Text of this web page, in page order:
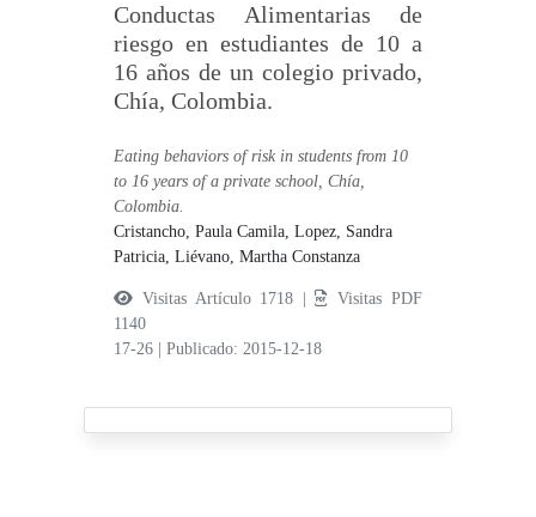
Conductas Alimentarias de
riesgo en estudiantes de 10 a
16 años de un colegio privado,
Chía, Colombia.
Eating behaviors of risk in students from 10
to 16 years of a private school, Chía,
Colombia.
Cristancho, Paula Camila,Lopez, Sandra
Patricia,Liévano, Martha Constanza
Visitas Artículo 1718 |
Visitas PDF
1140
17-26
|Publicado: 2015-12-18